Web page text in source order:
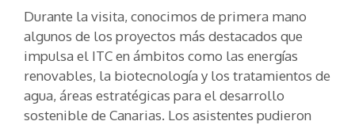
Durante la visita, conocimos de primera mano
algunos de los proyectos más destacados que
impulsa el ITC en ámbitos como las energías
renovables, la biotecnología y los tratamientos de
agua, áreas estratégicas para el desarrollo
sostenible de Canarias. Los asistentes pudieron